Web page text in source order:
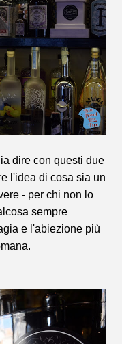
dire con questi due
l'idea di cosa sia un
- per chi non lo
sempre
e l'abiezione più